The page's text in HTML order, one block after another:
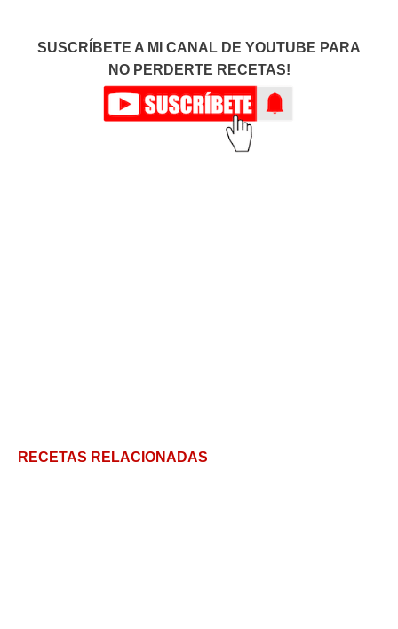
SUSCRÍBETE A MI CANAL DE YOUTUBE PARA
NO PERDERTE RECETAS!
RECETAS RELACIONADAS